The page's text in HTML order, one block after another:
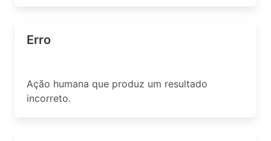
Erro
Ação humana que produz um resultado
incorreto.